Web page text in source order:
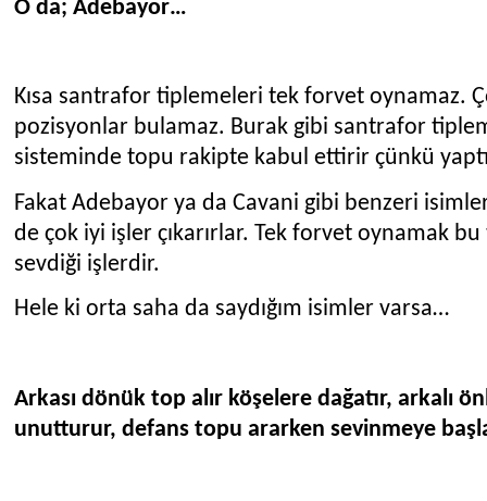
O da; Adebayor…
Kısa santrafor tiplemeleri tek forvet oynamaz.
pozisyonlar bulamaz. Burak gibi santrafor
sisteminde topu rakipte kabul ettirir çünkü
Fakat Adebayor ya da Cavani gibi benzeri
de çok iyi işler çıkarırlar. Tek forvet oynamak
sevdiği işlerdir.
Hele ki orta saha da saydığım isimler varsa…
Arkası dönük top alır köşelere dağatır, arkalı
unutturur, defans topu ararken sevinmeye